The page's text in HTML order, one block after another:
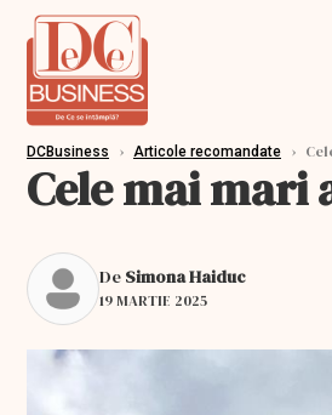
DCBusiness › Articole recomandate ›
Cele mai
De Simona Haiduc
19 MARTIE 2025